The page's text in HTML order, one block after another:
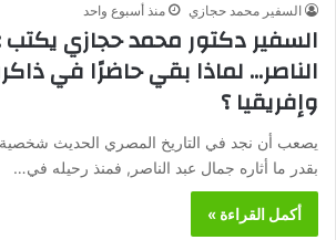
السفير محمد حجازي منذ أسبوع واحد
السفير دكتور محمد حجازي يكتب
الناصر… لماذا بقي حاضرًا في
وإفريقيا ؟
يصعب أن نجد في التاريخ المصري الحديث
بقدر ما أثاره جمال عبد الناصر, فمنذ رحيله في…
أكمل القراءة »